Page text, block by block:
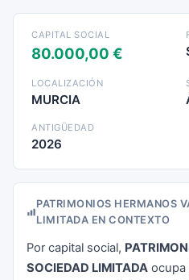
CAPITAL SOCIAL
80.000,00 €
LOCALIZACIÓN
MURCIA
ANTIGÜEDAD
2026
PATRIMONIOS HERMANOS
LIMITADA EN CONTEXTO
Por capital social,
SOCIEDAD LIMITADA ocupa